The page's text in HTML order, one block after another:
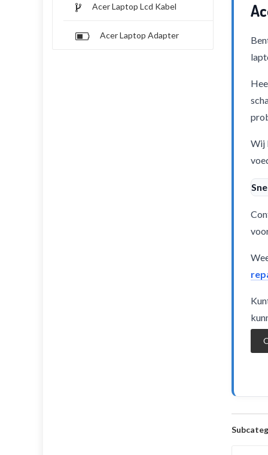
Acer Laptop Lcd Kabel
Acer Laptop Adapter
Wij